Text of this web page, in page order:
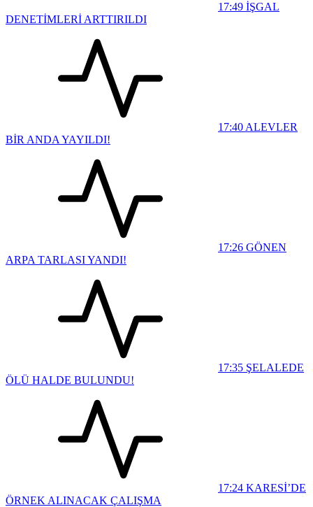
17:49 İŞGAL
DENETİMLERİ ARTTIRILDI
17:40 ALEVLER
BİR ANDA YAYILDI!
17:26 GÖNEN
ARPA TARLASI YANDI!
17:35 ŞELALEDE
ÖLÜ HALDE BULUNDU!
17:24 KARESİ’DE
ÖRNEK ALINACAK ÇALIŞMA